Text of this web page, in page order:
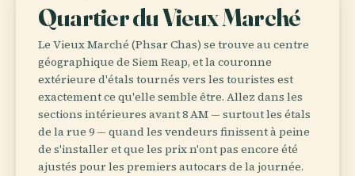
Quartier du Vieux Marché
Le Vieux Marché (Phsar Chas) se trouve au centre
géographique de Siem Reap, et la couronne
extérieure d'étals tournés vers les touristes est
exactement ce qu'elle semble être. Allez dans les
sections intérieures avant 8 AM — surtout les étals
de la rue 9 — quand les vendeurs finissent à peine
de s'installer et que les prix n'ont pas encore été
ajustés pour les premiers autocars de la journée.